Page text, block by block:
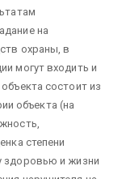
на
охраны, в
могут входить и
состоит из
объекта (на
степени
здоровью и жизни